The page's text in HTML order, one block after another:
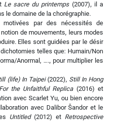
Le sacre du printemps (2007), il a
le domaine de la chorégraphie.
par des nécessités de
de mouvements, leurs modes
Elles sont guidées par le désir
telles que: Humain/Non
Anormal, …., pour multiplier les
(life) In Taipei(2022), Still In Hong
For the Unfaithful Replica(2016) et
avec Scarlet Yu, ou bien encore
avec Dalibor Šandor et le
Untitled(2012) et Retrospective